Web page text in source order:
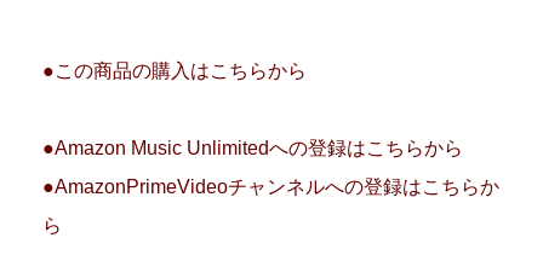
●この商品の購入はこちらから
●Amazon Music Unlimitedへの登録はこちらから
●AmazonPrimeVideoチャンネルへの登録はこちらか
ら